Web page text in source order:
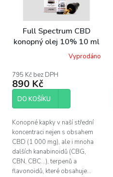
Full Spectrum CBD
konopný olej 10% 10 ml
original
produktu
je
5,0
5
Vyprodáno
795 Kč bez DPH
890 Kč
DO KOŠÍKU
Konopné kapky v naší střední
koncentraci nejen s obsahem
CBD (1 000 mg), ale i mnoha
dalších kanabinoidů (CBG,
CBN, CBC...), terpenů a
flavonoidů, které obsahuje...